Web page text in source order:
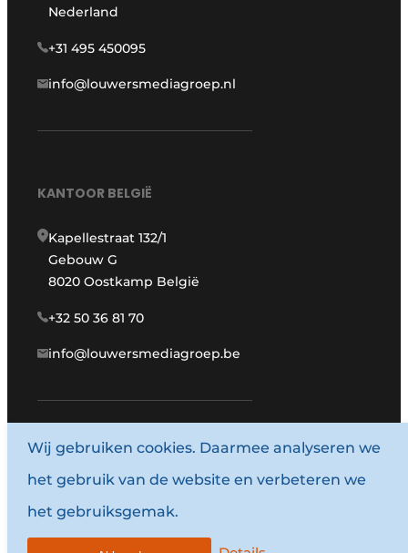
Nederland
+31 495 450095
info@louwersmediagroep.nl
KANTOOR BELGIË
Kapellestraat 132/1
Gebouw G
8020 Oostkamp België
+32 50 36 81 70
info@louwersmediagroep.be
www.louwersmediagroep.com
© 1987 - 2026 Louwersmediagroep.
Algemene voorwaarden
Wij gebruiken cookies. Daarmee analyseren we
het gebruik van de website en verbeteren we
het gebruiksgemak.